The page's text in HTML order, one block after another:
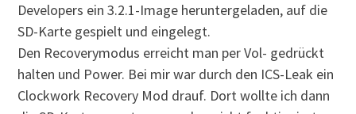
Developers ein 3.2.1-Image heruntergeladen, auf die
SD-Karte gespielt und eingelegt.
Den Recoverymodus erreicht man per Vol- gedrückt
halten und Power. Bei mir war durch den ICS-Leak ein
Clockwork Recovery Mod drauf. Dort wollte ich dann